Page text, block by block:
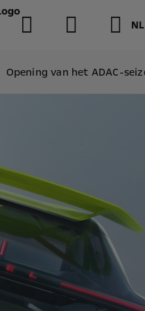
NL
Opening van het ADAC-